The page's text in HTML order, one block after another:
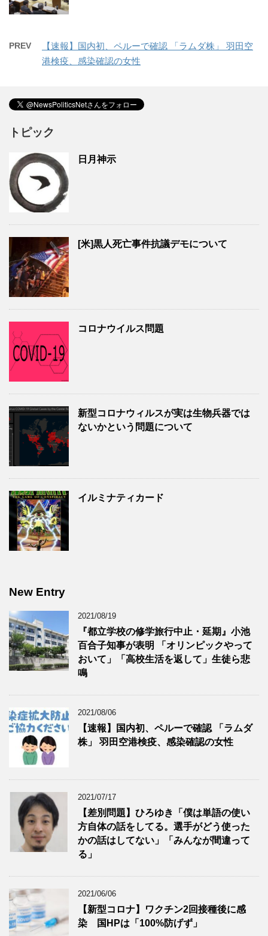
PREV
【速報】国内初、ペルーで確認 「ラムダ株」 羽田空
港検疫、感染確認の女性
トピック
日月神示
[米]黒人死亡事件抗議デモについて
コロナウイルス問題
新型コロナウィルスが実は生物兵器では
ないかという問題について
イルミナティカード
New Entry
2021/08/19
『都立学校の修学旅行中止・延期』小池
百合子知事が表明 「オリンピックやって
おいて」「高校生活を返して」生徒ら悲
鳴
2021/08/06
【速報】国内初、ペルーで確認 「ラムダ
株」 羽田空港検疫、感染確認の女性
2021/07/17
【差別問題】ひろゆき「僕は単語の使い
方自体の話をしてる。選手がどう使った
かの話はしてない」「みんなが間違って
る」
2021/06/06
【新型コロナ】ワクチン2回接種後に感
染 国HPは「100%防げず」